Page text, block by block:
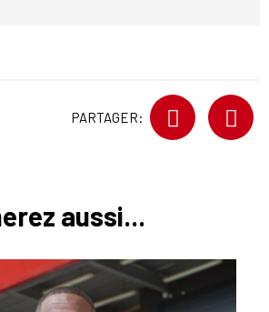
PARTAGER:
aussi...